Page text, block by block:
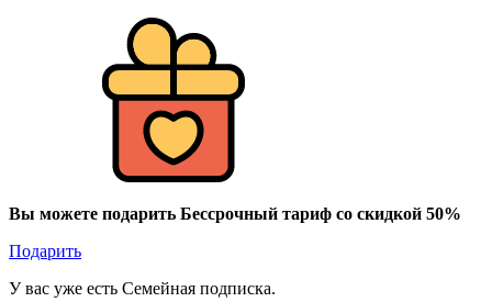
Вы можете подарить Бессрочный тариф со скидкой 50%
Подарить
У вас уже есть Семейная подписка.